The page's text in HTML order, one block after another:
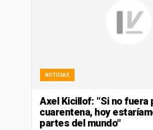
NOTICIAS
Axel Kicillof: “Si no fuera
cuarentena, hoy
partes del mundo"